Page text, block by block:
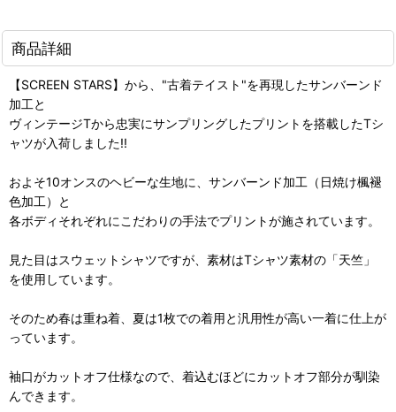
商品詳細
【SCREEN STARS】から、"古着テイスト"を再現したサンバーンド
加工と
ヴィンテージTから忠実にサンプリングしたプリントを搭載したTシ
ャツが入荷しました!!
およそ10オンスのヘビーな生地に、サンバーンド加工（日焼け楓褪
色加工）と
各ボディそれぞれにこだわりの手法でプリントが施されています。
見た目はスウェットシャツですが、素材はTシャツ素材の「天竺」
を使用しています。
そのため春は重ね着、夏は1枚での着用と汎用性が高い一着に仕上が
っています。
袖口がカットオフ仕様なので、着込むほどにカットオフ部分が馴染
んできます。